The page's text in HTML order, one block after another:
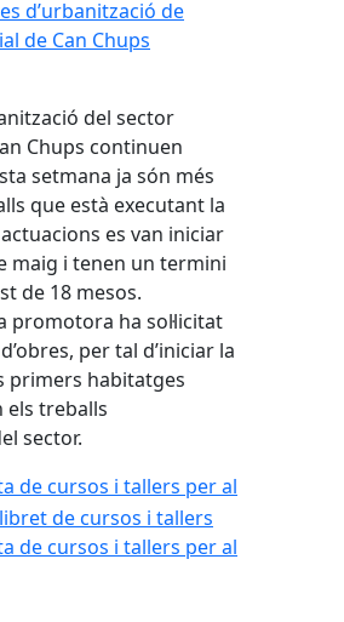
d’urbanització de
de Can Chups
del sector
Chups continuen
setmana ja són més
que està executant la
es van iniciar
maig i tenen un termini
de 18 mesos.
promotora ha sol·licitat
per tal d’iniciar la
primers habitatges
els treballs
sector.
de cursos i tallers per al
de cursos i tallers per al